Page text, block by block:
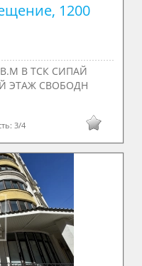
1200
В ТСК СИПАЙ
ЭТАЖ СВОБОДН
3/4